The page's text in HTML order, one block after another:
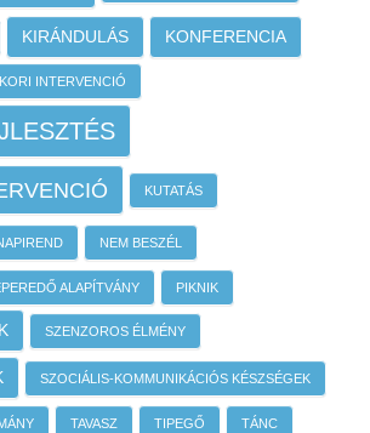
KIRÁNDULÁS KONFERENCIA
INTERVENCIÓ
KUTATÁS
NEM BESZÉL
ALAPÍTVÁNY PIKNIK
SZENZOROS ÉLMÉNY
SZOCIÁLIS-KOMMUNIKÁCIÓS KÉSZSÉGEK
TAVASZ TIPEGŐ TÁNC